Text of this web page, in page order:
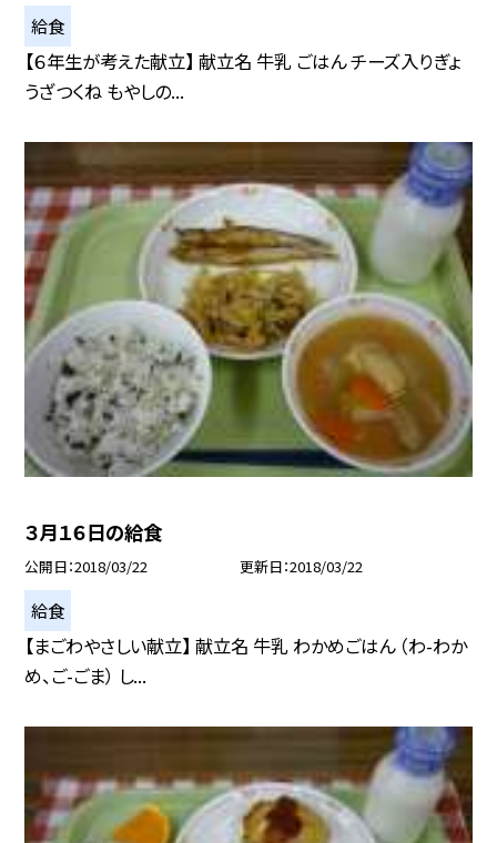
給食
【６年生が考えた献立】 献立名 牛乳 ごはん チーズ入りぎょ
うざつくね もやしの...
３月１６日の給食
公開日 2018/03/22 更新日 2018/03/22
給食
【まごわやさしい献立】 献立名 牛乳 わかめごはん （わ-わか
め、ご-ごま） し...